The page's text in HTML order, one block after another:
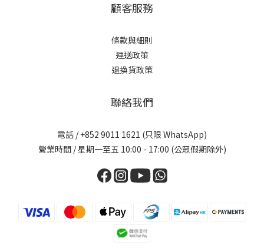
顧客服務
條款與細則
運送政策
退換貨政策
聯絡我們
電話 / +852 9011 1621 (只限 WhatsApp)
營業時間 / 星期一至五 10:00 - 17:00 (公眾假期除外)